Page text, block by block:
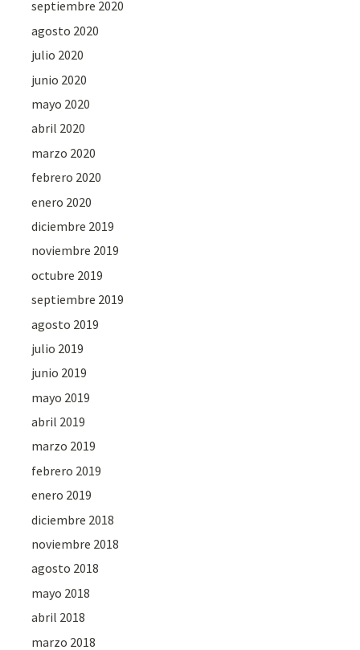
septiembre 2020
agosto 2020
julio 2020
junio 2020
mayo 2020
abril 2020
marzo 2020
febrero 2020
enero 2020
diciembre 2019
noviembre 2019
octubre 2019
septiembre 2019
agosto 2019
julio 2019
junio 2019
mayo 2019
abril 2019
marzo 2019
febrero 2019
enero 2019
diciembre 2018
noviembre 2018
agosto 2018
mayo 2018
abril 2018
marzo 2018